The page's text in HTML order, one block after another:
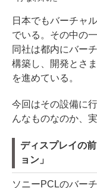
日本でもバーチャ
でいる。その中の
同社は都内にバー
構築し、開発とさ
を進めている。
今回はその設備に
んなものなのか、
ディスプレイの
ョン」
ソニーPCLのバー